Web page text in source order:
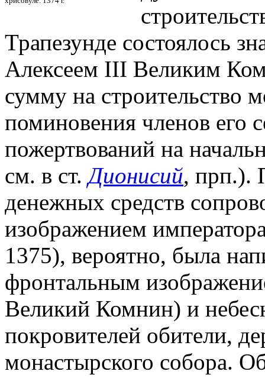
Трапезунде состоялось
Алексеем III Великим
сумму на строительство
поминовения членов его
пожертвований на
см. в ст.Дионисий, прп.).
денежных средств
изображением
1375), вероятно, была
фронтальным
Великий Комнин) и
покровителей обители,
монастырского собора.